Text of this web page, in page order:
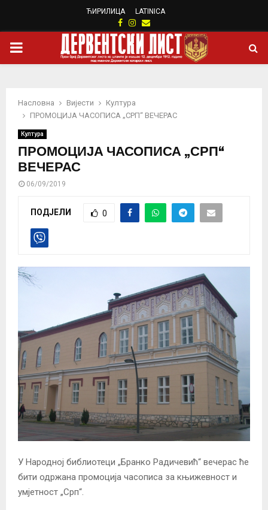
ЋИРИЛИЦА LATINICA
Facebook
Instagram
Email
PRIMARY
Насловна Вијести
Култура
ПРОМОЦИЈА ЧАСОПИСА „СРП“ ВЕЧЕРАС
Култура
ПРОМОЦИЈА ЧАСОПИСА „СРП“
ВЕЧЕРАС
06/09/2019
ПОДЈЕЛИ 0
У Народној библиотеци „Бранко Радичевић“ вечерас ће
бити одржана промоција часописа за књижевност и
умјетност „Срп“.